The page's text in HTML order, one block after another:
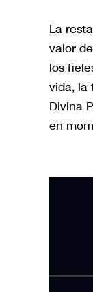
La
valor
los
vida, la
Divina
en